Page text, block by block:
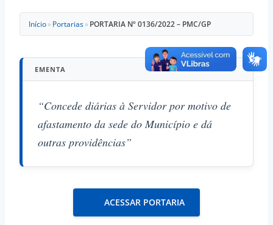
Início» Portarias» PORTARIA Nº 0136/2022 – PMC/GP
EMENTA
“Concede diárias à Servidor por motivo de
afastamento da sede do Município e dá
outras providências”
ACESSAR PORTARIA